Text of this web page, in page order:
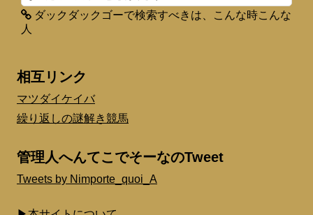
ダックダックゴーで検索すべきは、こんな時こんな
人
相互リンク
マツダイケイバ
繰り返しの謎解き競馬
管理人へんてこでそーなのTweet
Tweets by Nimporte_quoi_A